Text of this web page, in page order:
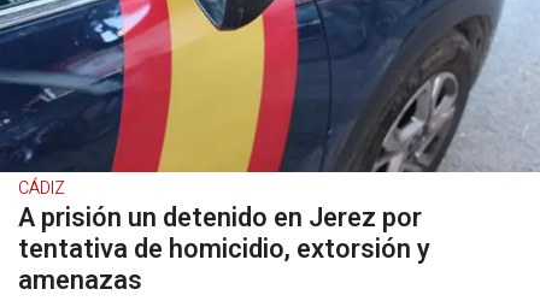
CÁDIZ
A prisión un detenido en Jerez por
tentativa de homicidio, extorsión y
amenazas